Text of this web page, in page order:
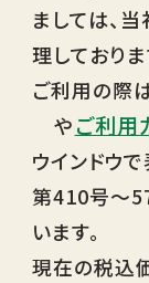
ましては、
理しておりま
ご利用の際
やご利用
ウインドウ
第410号～
います。
現在の税込